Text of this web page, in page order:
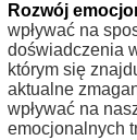
Rozwój
wpływać na
doświadczenia
którym się
aktualne
wpływać na
emocjonalnych